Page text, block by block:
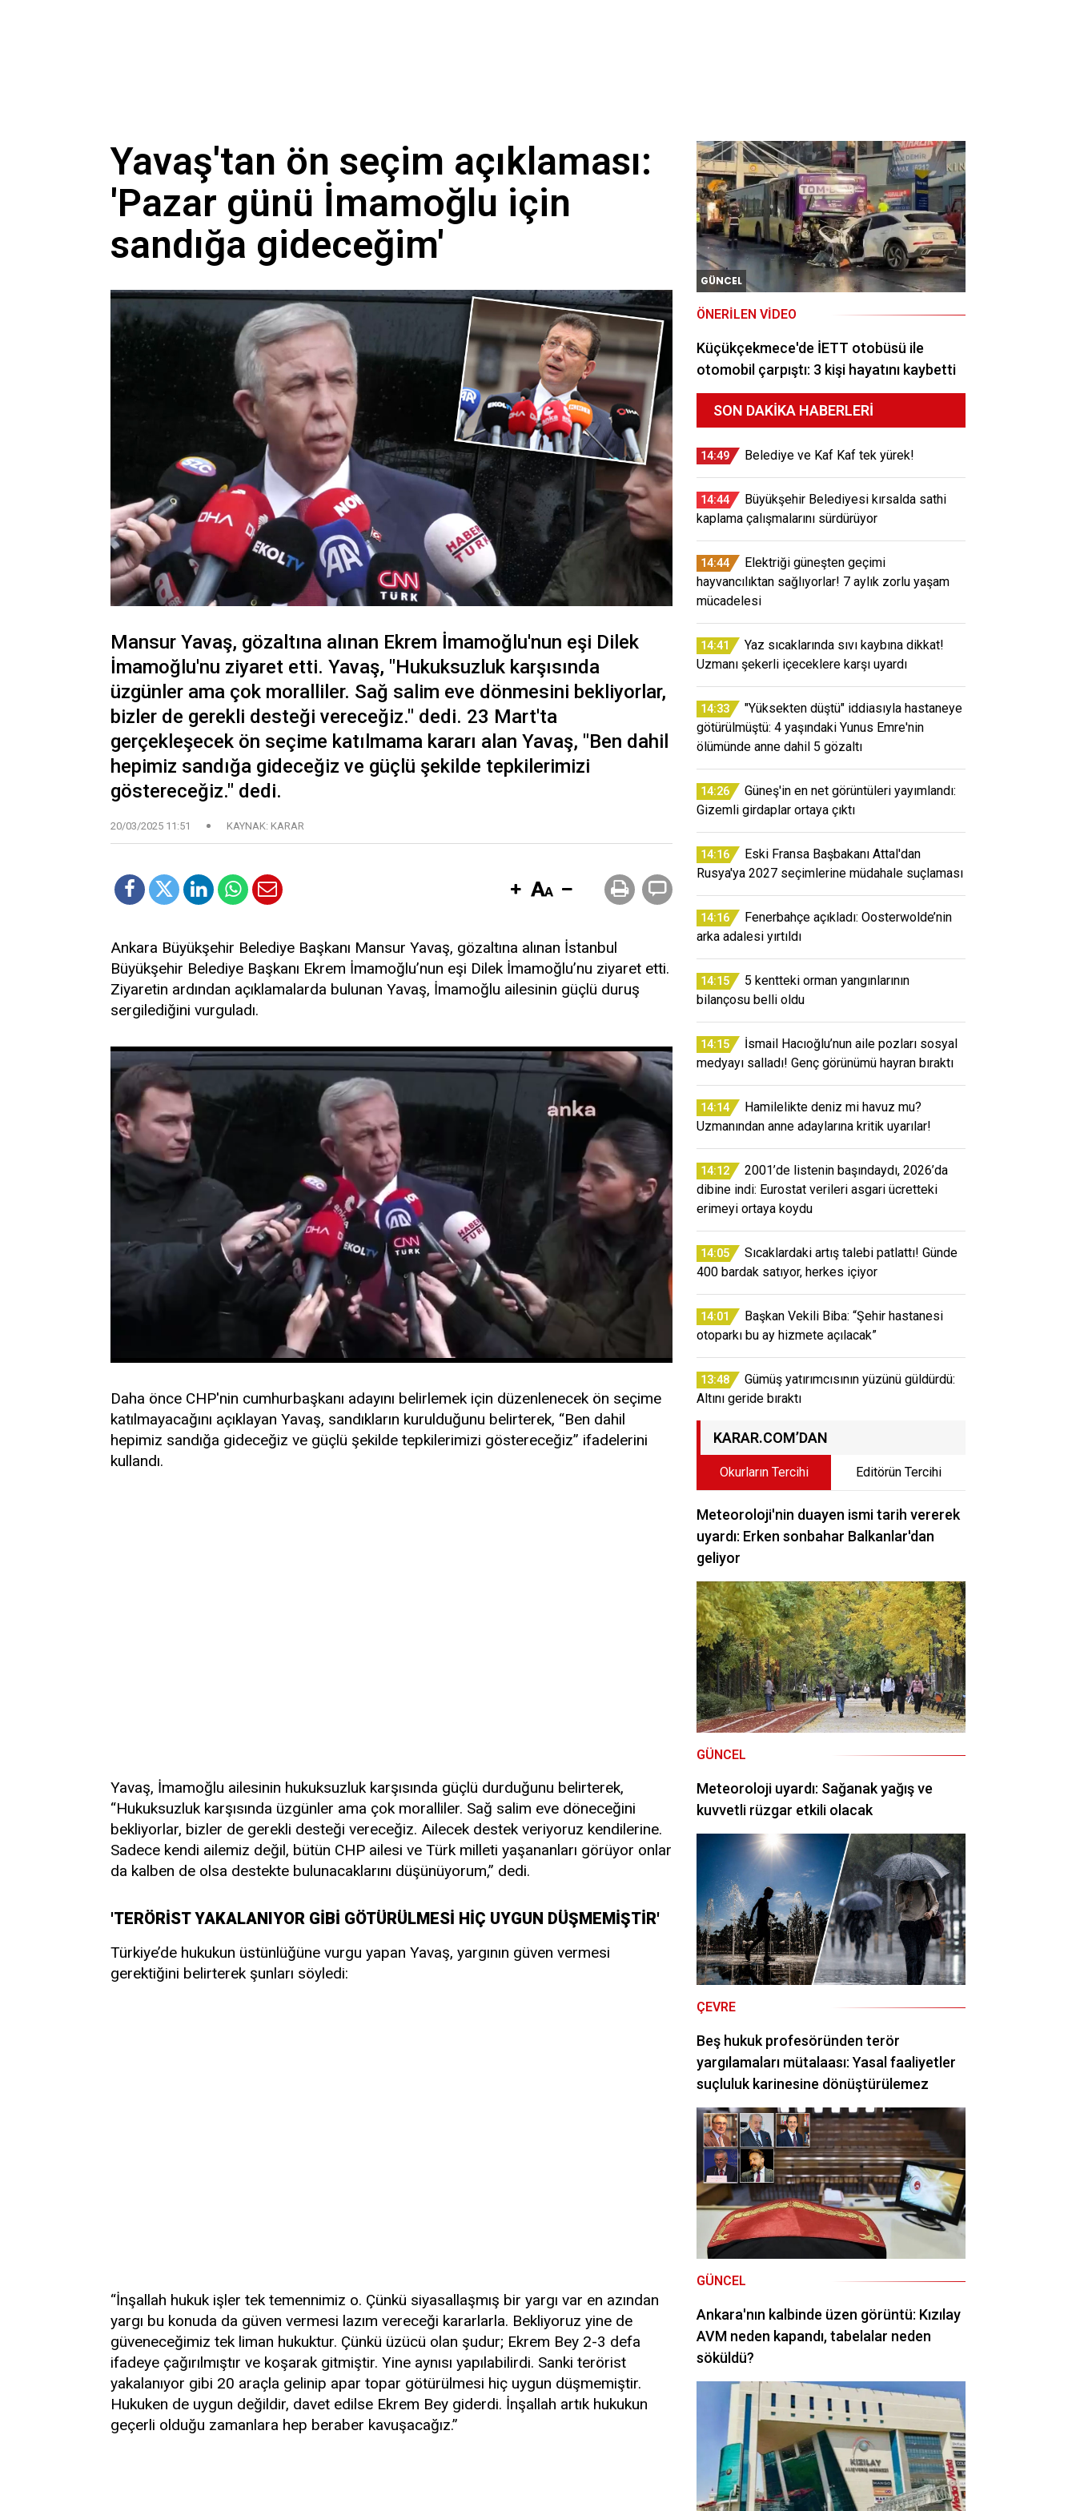
Yavaş'tan ön seçim açıklaması:
'Pazar günü İmamoğlu için
sandığa gideceğim'
Mansur Yavaş, gözaltına alınan Ekrem İmamoğlu'nun eşi Dilek
İmamoğlu'nu ziyaret etti. Yavaş, "Hukuksuzluk karşısında
üzgünler ama çok moralliler. Sağ salim eve dönmesini bekliyorlar,
bizler de gerekli desteği vereceğiz." dedi. 23 Mart'ta
gerçekleşecek ön seçime katılmama kararı alan Yavaş, "Ben dahil
hepimiz sandığa gideceğiz ve güçlü şekilde tepkilerimizi
göstereceğiz." dedi.
20/03/2025 11:51 KAYNAK: KARAR
Ankara Büyükşehir Belediye Başkanı Mansur Yavaş, gözaltına alınan İstanbul
Büyükşehir Belediye Başkanı Ekrem İmamoğlu’nun eşi Dilek İmamoğlu’nu ziyaret etti.
Ziyaretin ardından açıklamalarda bulunan Yavaş, İmamoğlu ailesinin güçlü duruş
sergilediğini vurguladı.
Daha önce CHP'nin cumhurbaşkanı adayını belirlemek için düzenlenecek ön seçime
katılmayacağını açıklayan Yavaş, sandıkların kurulduğunu belirterek, “Ben dahil
hepimiz sandığa gideceğiz ve güçlü şekilde tepkilerimizi göstereceğiz” ifadelerini
kullandı.
Yavaş, İmamoğlu ailesinin hukuksuzluk karşısında güçlü durduğunu belirterek,
“Hukuksuzluk karşısında üzgünler ama çok moralliler. Sağ salim eve döneceğini
bekliyorlar, bizler de gerekli desteği vereceğiz. Ailecek destek veriyoruz kendilerine.
Sadece kendi ailemiz değil, bütün CHP ailesi ve Türk milleti yaşananları görüyor onlar
da kalben de olsa destekte bulunacaklarını düşünüyorum,” dedi.
'TERÖRİST YAKALANIYOR GİBİ GÖTÜRÜLMESİ HİÇ UYGUN DÜŞMEMİŞTİR'
Türkiye’de hukukun üstünlüğüne vurgu yapan Yavaş, yargının güven vermesi
gerektiğini belirterek şunları söyledi:
“İnşallah hukuk işler tek temennimiz o. Çünkü siyasallaşmış bir yargı var en azından
yargı bu konuda da güven vermesi lazım vereceği kararlarla. Bekliyoruz yine de
güveneceğimiz tek liman hukuktur. Çünkü üzücü olan şudur; Ekrem Bey 2-3 defa
ifadeye çağırılmıştır ve koşarak gitmiştir. Yine aynısı yapılabilirdi. Sanki terörist
yakalanıyor gibi 20 araçla gelinip apar topar götürülmesi hiç uygun düşmemiştir.
Hukuken de uygun değildir, davet edilse Ekrem Bey giderdi. İnşallah artık hukukun
geçerli olduğu zamanlara hep beraber kavuşacağız.”
GÜNCEL
ÖNERILEN VIDEO
Küçükçekmece'de İETT otobüsü ile
otomobil çarpıştı: 3 kişi hayatını kaybetti
SON DAKIKA HABERLERI
14:49 Belediye ve Kaf Kaf tek yürek!
14:44
Büyükşehir Belediyesi kırsalda sathi
kaplama çalışmalarını sürdürüyor
14:44
Elektriği güneşten geçimi
hayvancılıktan sağlıyorlar! 7 aylık zorlu yaşam
mücadelesi
14:41
Yaz sıcaklarında sıvı kaybına dikkat!
Uzmanı şekerli içeceklere karşı uyardı
14:33
"Yüksekten düştü" iddiasıyla hastaneye
götürülmüştü: 4 yaşındaki Yunus Emre'nin
ölümünde anne dahil 5 gözaltı
14:26
Güneş'in en net görüntüleri yayımlandı:
Gizemli girdaplar ortaya çıktı
14:16
Eski Fransa Başbakanı Attal'dan
Rusya'ya 2027 seçimlerine müdahale suçlaması
14:16
Fenerbahçe açıkladı: Oosterwolde’nin
arka adalesi yırtıldı
14:15
5 kentteki orman yangınlarının
bilançosu belli oldu
14:15
İsmail Hacıoğlu’nun aile pozları sosyal
medyayı salladı! Genç görünümü hayran bıraktı
14:14
Hamilelikte deniz mi havuz mu?
Uzmanından anne adaylarına kritik uyarılar!
14:12
2001’de listenin başındaydı, 2026’da
dibine indi: Eurostat verileri asgari ücretteki
erimeyi ortaya koydu
14:05
Sıcaklardaki artış talebi patlattı! Günde
400 bardak satıyor, herkes içiyor
14:01
Başkan Vekili Biba: “Şehir hastanesi
otoparkı bu ay hizmete açılacak”
13:48
Gümüş yatırımcısının yüzünü güldürdü:
Altını geride bıraktı
KARAR.COM’DAN
Okurların Tercihi Editörün Tercihi
Meteoroloji'nin duayen ismi tarih vererek
uyardı: Erken sonbahar Balkanlar'dan
geliyor
GÜNCEL
Meteoroloji uyardı: Sağanak yağış ve
kuvvetli rüzgar etkili olacak
ÇEVRE
Beş hukuk profesöründen terör
yargılamaları mütalaası: Yasal faaliyetler
suçluluk karinesine dönüştürülemez
GÜNCEL
Ankara'nın kalbinde üzen görüntü: Kızılay
AVM neden kapandı, tabelalar neden
söküldü?